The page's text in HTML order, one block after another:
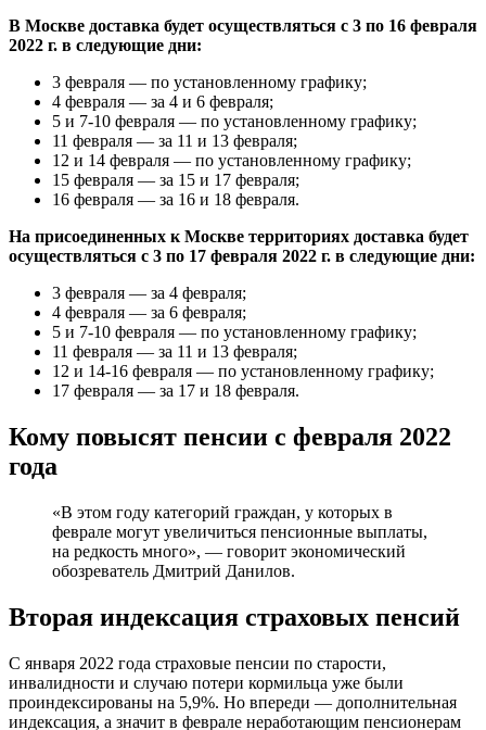
В Москве доставка будет осуществляться с 3 по 16 февраля
2022 г. в следующие дни:
3 февраля — по установленному графику;
4 февраля — за 4 и 6 февраля;
5 и 7-10 февраля — по установленному графику;
11 февраля — за 11 и 13 февраля;
12 и 14 февраля — по установленному графику;
15 февраля — за 15 и 17 февраля;
16 февраля — за 16 и 18 февраля.
На присоединенных к Москве территориях доставка будет
осуществляться с 3 по 17 февраля 2022 г. в следующие дни:
3 февраля — за 4 февраля;
4 февраля — за 6 февраля;
5 и 7-10 февраля — по установленному графику;
11 февраля — за 11 и 13 февраля;
12 и 14-16 февраля — по установленному графику;
17 февраля — за 17 и 18 февраля.
Кому повысят пенсии с февраля 2022
года
«В этом году категорий граждан, у которых в
феврале могут увеличиться пенсионные выплаты,
на редкость много», — говорит экономический
обозреватель Дмитрий Данилов.
Вторая индексация страховых пенсий
С января 2022 года страховые пенсии по старости,
инвалидности и случаю потери кормильца уже были
проиндексированы на 5,9%. Но впереди — дополнительная
индексация, а значит в феврале неработающим пенсионерам